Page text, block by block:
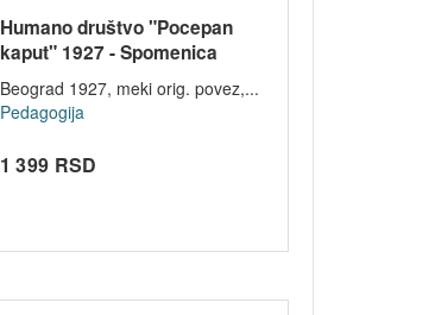
Humano društvo "Pocepan
kaput" 1927 - Spomenica
društva za o...
Beograd 1927, meki orig. povez,...
Pedagogija
1 399 RSD